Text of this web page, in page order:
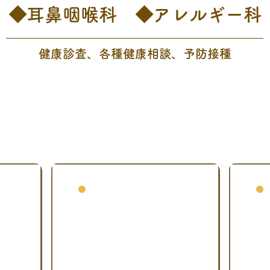
◆耳鼻咽喉科 ◆アレルギー科
健康診査、各種健康相談、予防接種